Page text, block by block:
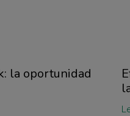
la oportunidad